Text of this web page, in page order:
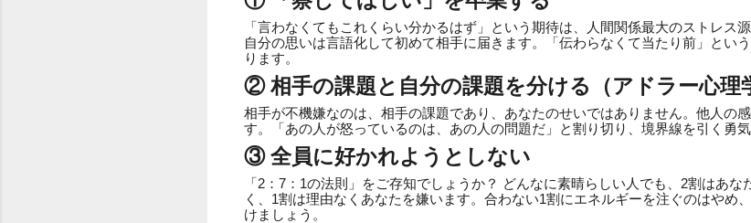
「言わなくてもこれくらい分かるはず」という期待は、人間関係最大のストレス
自分の思いは言語化して初めて相手に届きます。「伝わらなくて当たり前」とい
ります。
② 相手の課題と自分の課題を分ける（アドラー心理
相手が不機嫌なのは、相手の課題であり、あなたのせいではありません。他人の
す。「あの人が怒っているのは、あの人の問題だ」と割り切り、境界線を引く勇気
③ 全員に好かれようとしない
「2：7：1の法則」をご存知でしょうか？ どんなに素晴らしい人でも、2割はあ
く、1割は理由なくあなたを嫌います。合わない1割にエネルギーを注ぐのはやめ
けましょう。